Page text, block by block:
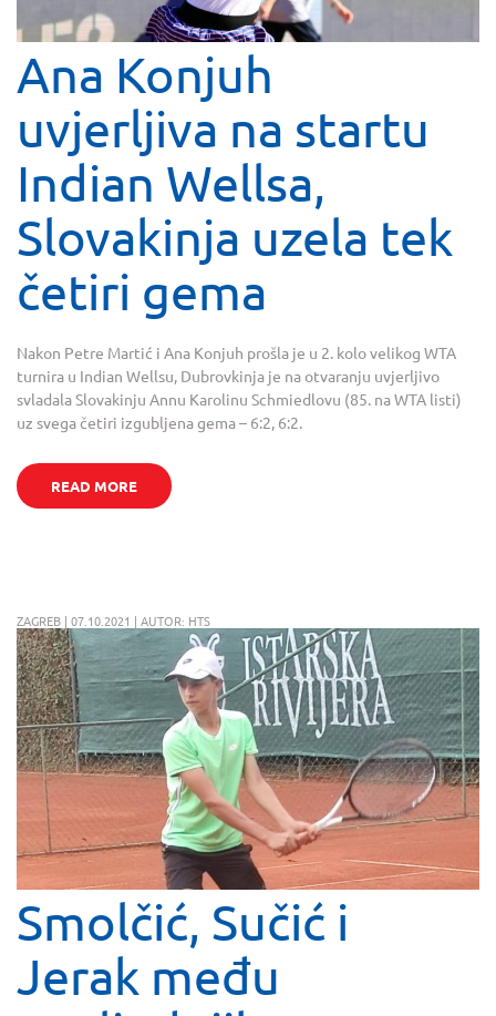
Ana Konjuh
uvjerljiva na startu
Indian Wellsa,
Slovakinja uzela tek
četiri gema
Nakon Petre Martić i Ana Konjuh prošla je u 2. kolo velikog WTA
turnira u Indian Wellsu, Dubrovkinja je na otvaranju uvjerljivo
svladala Slovakinju Annu Karolinu Schmiedlovu (85. na WTA listi)
uz svega četiri izgubljena gema – 6:2, 6:2.
READ MORE
ZAGREB | 07.10.2021 | AUTOR: HTS
Smolčić, Sučić i
Jerak među